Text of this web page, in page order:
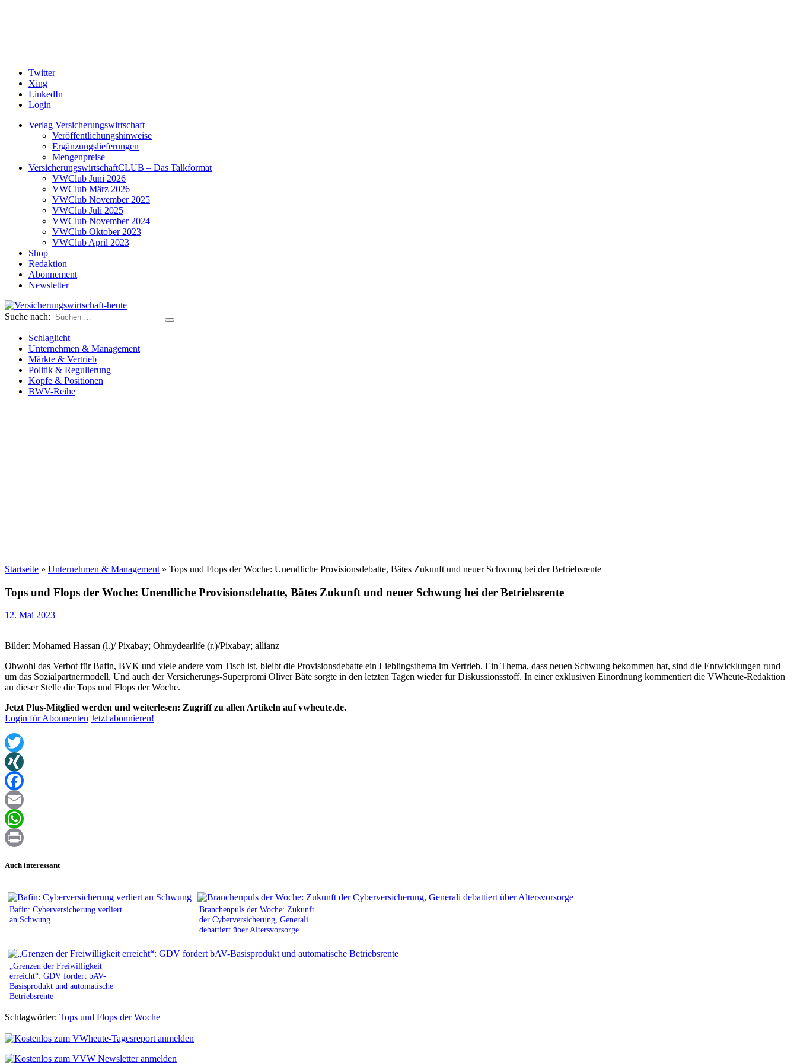
Twitter
Xing
LinkedIn
Login
Verlag Versicherungswirtschaft
Veröffentlichungshinweise
Ergänzungslieferungen
Mengenpreise
VersicherungswirtschaftCLUB – Das Talkformat
VWClub Juni 2026
VWClub März 2026
VWClub November 2025
VWClub Juli 2025
VWClub November 2024
VWClub Oktober 2023
VWClub April 2023
Shop
Redaktion
Abonnement
Newsletter
Versicherungswirtschaft-heute
Suche nach:
Schlaglicht
Unternehmen & Management
Märkte & Vertrieb
Politik & Regulierung
Köpfe & Positionen
BWV-Reihe
Startseite » Unternehmen & Management » Tops und Flops der Woche: Unendliche Provisionsdebatte, Bätes Zukunft und neuer Schwung bei der Betriebsrente
Tops und Flops der Woche: Unendliche Provisionsdebatte, Bätes Zukunft und neuer Schwung bei der Betriebsrente
12. Mai 2023
Bilder: Mohamed Hassan (l.)/ Pixabay; Ohmydearlife (r.)/Pixabay; allianz
Obwohl das Verbot für Bafin, BVK und viele andere vom Tisch ist, bleibt die Provisionsdebatte ein Lieblingsthema im Vertrieb. Ein Thema, dass neuen Schwung bekommen hat, sind die Entwicklungen rund
um das Sozialpartnermodell. Und auch der Versicherungs-Superpromi Oliver Bäte sorgte in den letzten Tagen wieder für Diskussionsstoff. In einer exklusiven Einordnung kommentiert die VWheute-Redaktion
an dieser Stelle die Tops und Flops der Woche.
Jetzt Plus-Mitglied werden und weiterlesen: Zugriff zu allen Artikeln auf vwheute.de.
Login für Abonnenten Jetzt abonnieren!
Twitter
XING
Facebook
Email
WhatsApp
Auch interessant
Bafin: Cyberversicherung verliert
an Schwung
Branchenpuls der Woche: Zukunft
der Cyberversicherung, Generali
debattiert über Altersvorsorge
„Grenzen der Freiwilligkeit
erreicht“: GDV fordert bAV-
Basisprodukt und automatische
Betriebsrente
Schlagwörter: Tops und Flops der Woche